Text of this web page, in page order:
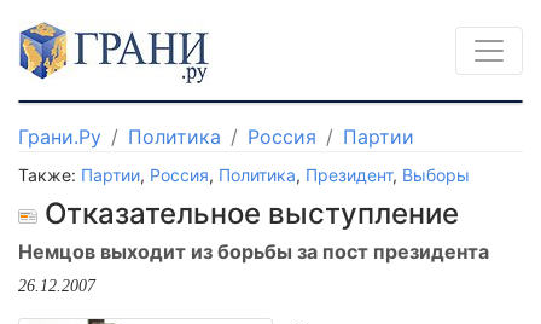
Грани.Ру Политика Россия Партии
Также: Партии, Россия, Политика, Президент, Выборы
Отказательное выступление
Немцов выходит из борьбы за пост президента
26.12.2007